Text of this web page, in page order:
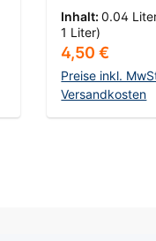
Inhalt:0.04
1 Liter)
Regulärer
4,50 €
Preise inkl.
Versandkosten